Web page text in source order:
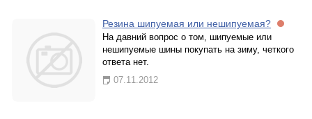
Резина шипуемая или нешипуемая?
На давний вопрос о том, шипуемые или
нешипуемые шины покупать на зиму, четкого
ответа нет.
07.11.2012